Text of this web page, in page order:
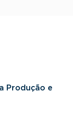
Produção e